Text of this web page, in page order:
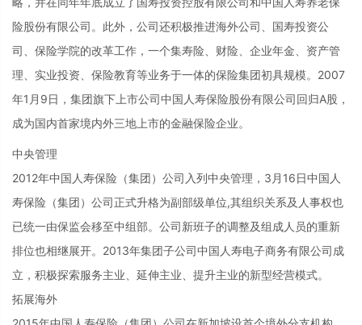
险股份有限公司。此外，公司还积极推进海外公司、国寿投资公
司、保险学院的改革工作，一个集寿险、财险、企业年金、资产管
理、实业投资、保险教育等业务于一体的保险集团初具规模。2007
年1月9日，集团旗下上市公司中国人寿保险股份有限公司回归A股，
成为国内首家境内外三地上市的金融保险企业。
中央管理
2012年中国人寿保险（集团）公司入列中央管理，3月16日中国人
寿保险（集团）公司正式升格为副部级单位,其组织关系及人事权也
已统一由保监会移至中组部。公司新班子的调整及组成人员的重新
排位也相继展开。2013年集团子公司中国人寿电子商务有限公司成
立，积极探索服务主业、延伸主业、提升主业的新型经营模式。
拓展海外